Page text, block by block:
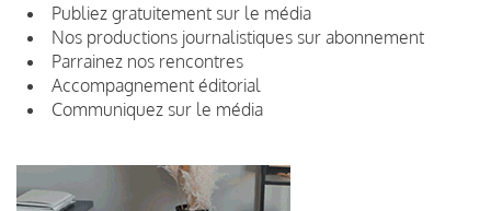
Publiez gratuitement sur le média
Nos productions journalistiques sur abonnement
Parrainez nos rencontres
Accompagnement éditorial
Communiquez sur le média